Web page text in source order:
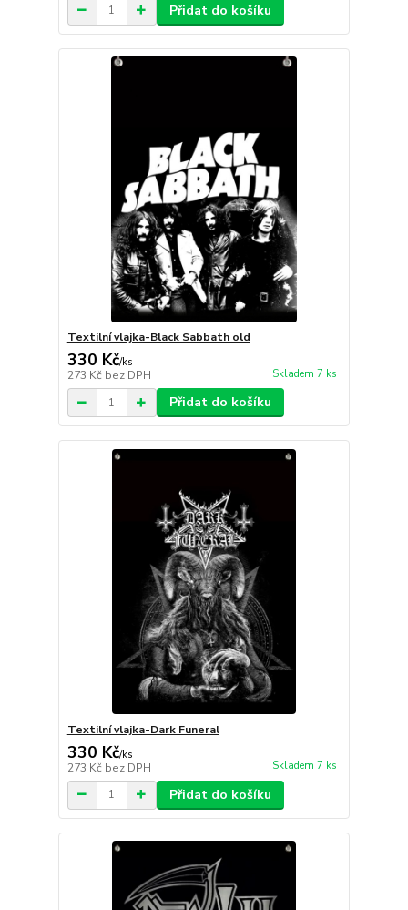
Přidat do košíku
Textilní vlajka-Black Sabbath old
330 Kč/ks
273 Kč bez DPH Skladem 7 ks
Přidat do košíku
Textilní vlajka-Dark Funeral
330 Kč/ks
273 Kč bez DPH Skladem 7 ks
Přidat do košíku